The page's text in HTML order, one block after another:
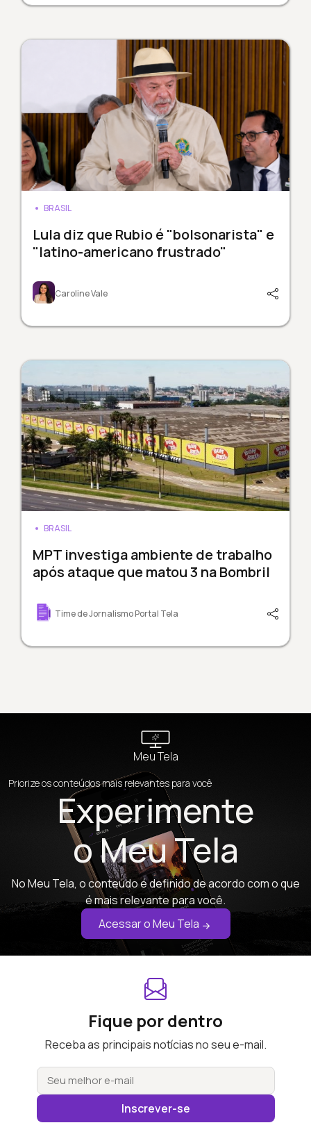
BRASIL
Lula diz que Rubio é "bolsonarista" e
"latino-americano frustrado"
Caroline Vale
BRASIL
MPT investiga ambiente de trabalho
após ataque que matou 3 na Bombril
Time de Jornalismo Portal Tela
Meu Tela
Priorize os conteúdos mais relevantes para você
Experimente
o Meu Tela
No Meu Tela, o conteúdo é definido de acordo com o que
é mais relevante para você.
Acessar o Meu Tela
Fique por dentro
Receba as principais notícias no seu e-mail.
Inscrever-se